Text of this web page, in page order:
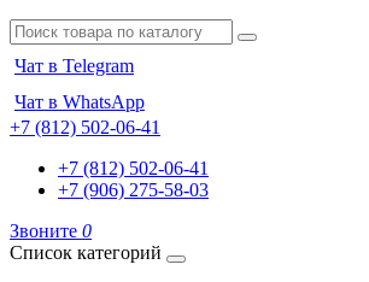
Чат в Telegram
Чат в WhatsApp
+7 (812) 502-06-41
+7 (812) 502-06-41
+7 (906) 275-58-03
Звоните 0
Список категорий